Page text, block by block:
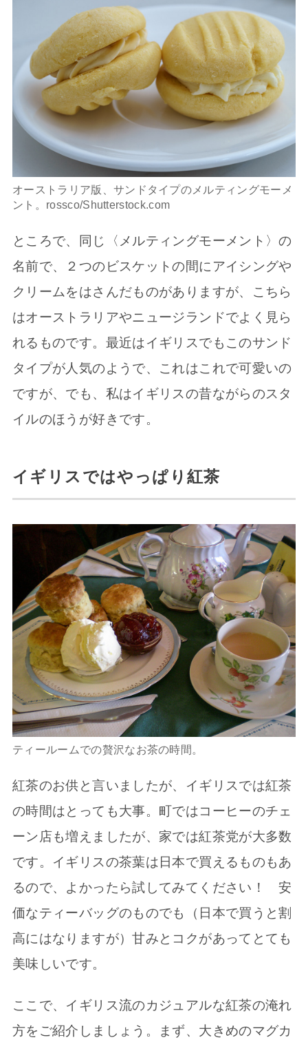
オーストラリア版、サンドタイプのメルティングモーメ
ント。rossco/Shutterstock.com
ところで、同じ〈メルティングモーメント〉の
名前で、２つのビスケットの間にアイシングや
クリームをはさんだものがありますが、こちら
はオーストラリアやニュージランドでよく見ら
れるものです。最近はイギリスでもこのサンド
タイプが人気のようで、これはこれで可愛いの
ですが、でも、私はイギリスの昔ながらのスタ
イルのほうが好きです。
イギリスではやっぱり紅茶
ティールームでの贅沢なお茶の時間。
紅茶のお供と言いましたが、イギリスでは紅茶
の時間はとっても大事。町ではコーヒーのチェ
ーン店も増えましたが、家では紅茶党が大多数
です。イギリスの茶葉は日本で買えるものもあ
るので、よかったら試してみてください！ 安
価なティーバッグのものでも（日本で買うと割
高にはなりますが）甘みとコクがあってとても
美味しいです。
ここで、イギリス流のカジュアルな紅茶の淹れ
方をご紹介しましょう。まず、大きめのマグカ